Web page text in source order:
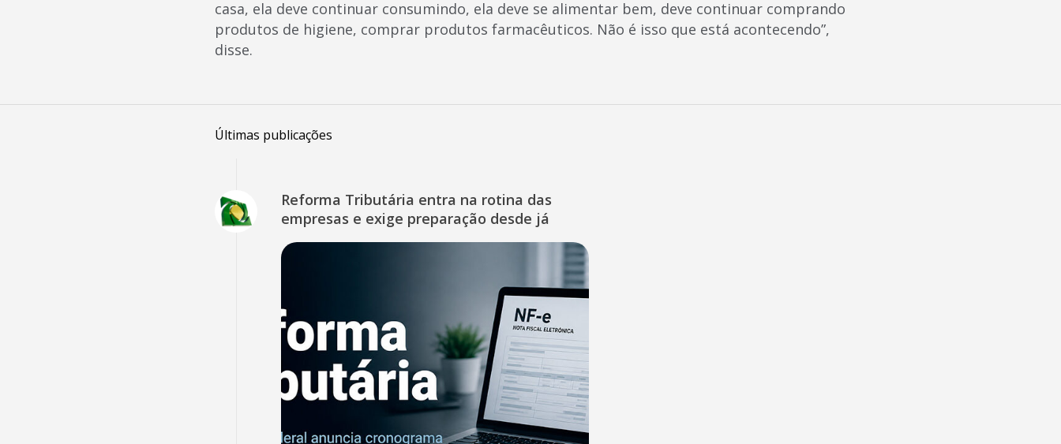
casa, ela deve continuar consumindo, ela deve se alimentar bem, deve continuar comprando
produtos de higiene, comprar produtos farmacêuticos. Não é isso que está acontecendo”,
disse.
Últimas publicações
Reforma Tributária entra na rotina das
empresas e exige preparação desde já